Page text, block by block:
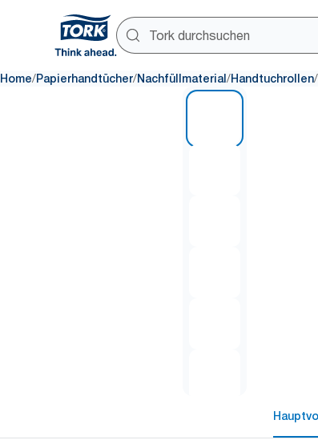
Home/Papierhandtücher/Nachfüllmaterial/Handtuchrollen/